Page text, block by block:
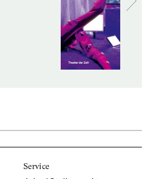
Service